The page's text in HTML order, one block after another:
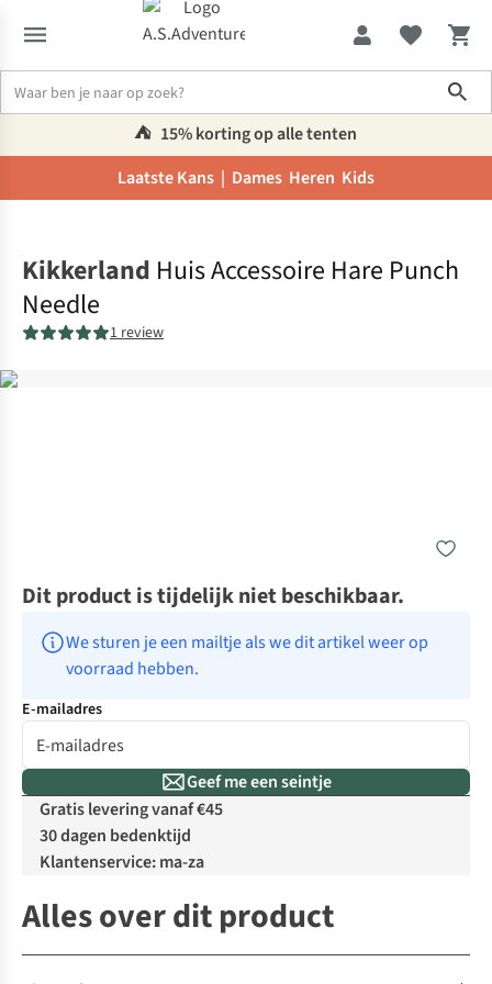
⛺️ 15% korting op alle tenten
Laatste Kans | Dames Heren Kids
Kikkerland Huis Accessoire Hare Punch
Needle
1 review
Dit product is tijdelijk niet beschikbaar.
We sturen je een mailtje als we dit artikel weer op
voorraad hebben.
E-mailadres
Geef me een seintje
Gratis levering vanaf €45
30 dagen bedenktijd
Klantenservice: ma-za
Alles over dit product